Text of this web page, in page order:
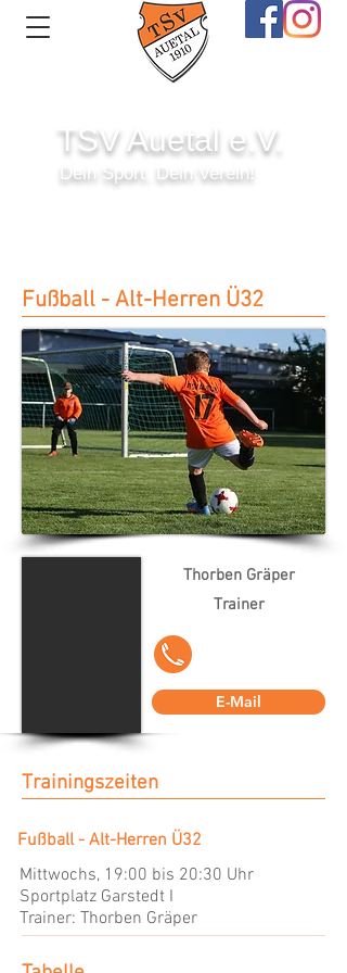
TSV Auetal e.V.
Dein Sport. Dein Verein!
Fußball - Alt-Herren Ü32
Thorben Gräper
Trainer
E-Mail
Trainingszeiten
Mittwochs, 19:00 bis 20:30 Uhr
Sportplatz Garstedt I
Fußball - Alt-Herren Ü32
Trainer: Thorben Gräper